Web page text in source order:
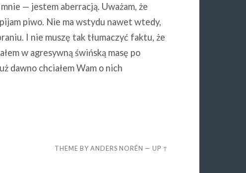
— jestem aberracją. Uważam, że
piwo. Nie ma wstydu nawet wtedy,
I nie muszę tak tłumaczyć faktu, że
w agresywną świńską masę po
dawno chciałem Wam o nich
THEME BYANDERS NORÉN —UP ↑